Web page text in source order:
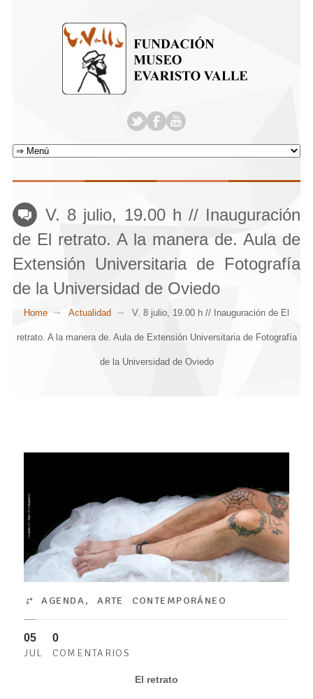
V. 8 julio, 19.00 h // Inauguración
de El retrato. A la manera de. Aula de
Extensión Universitaria de Fotografía
de la Universidad de Oviedo
Home Actualidad V. 8 julio, 19.00 h // Inauguración de El
retrato. A la manera de. Aula de Extensión Universitaria de Fotografía
de la Universidad de Oviedo
AGENDA,ARTE CONTEMPORÁNEO
05
JUL
0
COMENTARIOS
El retrato